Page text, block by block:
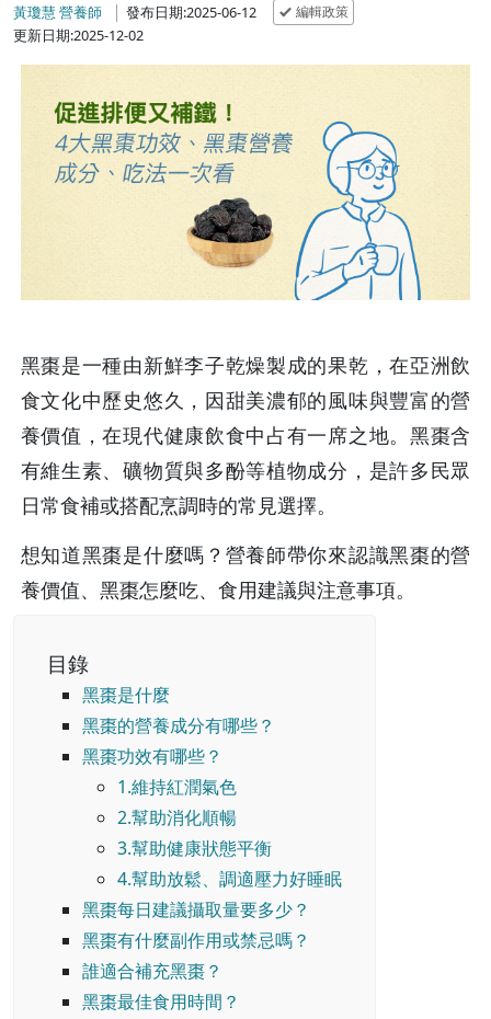
黃瓊慧 營養師 發布日期:2025-06-12 編輯政策
更新日期:2025-12-02
黑棗是一種由新鮮李子乾燥製成的果乾，在亞洲飲
食文化中歷史悠久，因甜美濃郁的風味與豐富的營
養價值，在現代健康飲食中占有一席之地。黑棗含
有維生素、礦物質與多酚等植物成分，是許多民眾
日常食補或搭配烹調時的常見選擇。
想知道黑棗是什麼嗎？營養師帶你來認識黑棗的營
養價值、黑棗怎麼吃、食用建議與注意事項。
目錄
黑棗是什麼
黑棗的營養成分有哪些？
黑棗功效有哪些？
1.維持紅潤氣色
2.幫助消化順暢
3.幫助健康狀態平衡
4.幫助放鬆、調適壓力好睡眠
黑棗每日建議攝取量要多少？
黑棗有什麼副作用或禁忌嗎？
誰適合補充黑棗？
黑棗最佳食用時間？